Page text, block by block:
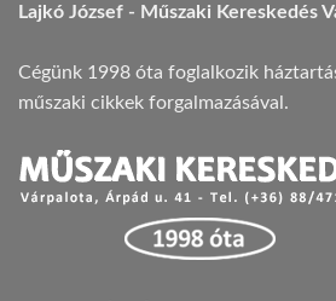
Lajkó József - Műszaki Kereskedés
Cégünk 1998 óta foglalkozik
műszaki cikkek forgalmazásával.